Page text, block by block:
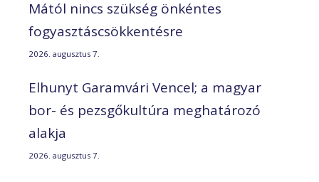
Mától nincs szükség önkéntes
fogyasztáscsökkentésre
2026. augusztus 7.
Elhunyt Garamvári Vencel; a magyar
bor- és pezsgőkultúra meghatározó
alakja
2026. augusztus 7.